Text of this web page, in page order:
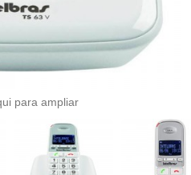
para ampliar